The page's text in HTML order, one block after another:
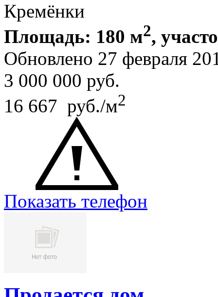
Кремёнки
Площадь: 180 м2,
Обновлено 27 февраля
3 000 000 руб.
16 667 руб./м2
Показать телефон